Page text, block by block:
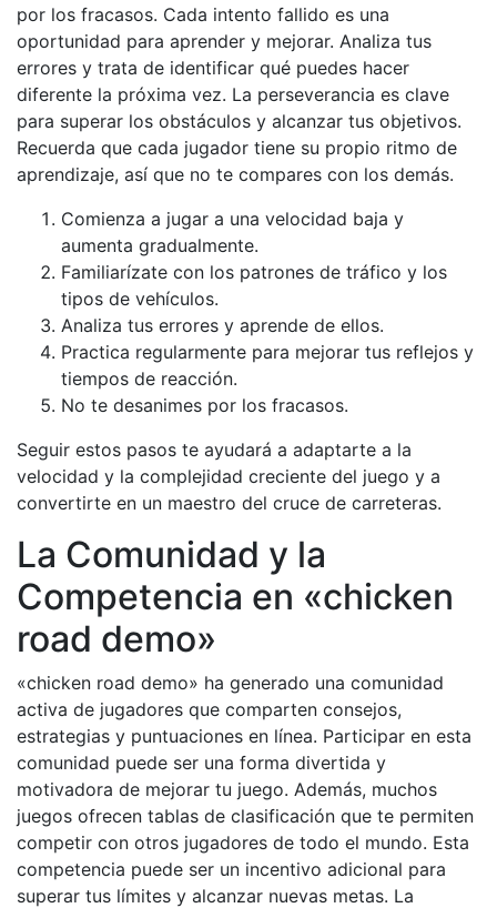
por los fracasos. Cada intento fallido es una
oportunidad para aprender y mejorar. Analiza tus
errores y trata de identificar qué puedes hacer
diferente la próxima vez. La perseverancia es clave
para superar los obstáculos y alcanzar tus objetivos.
Recuerda que cada jugador tiene su propio ritmo de
aprendizaje, así que no te compares con los demás.
Comienza a jugar a una velocidad baja y
aumenta gradualmente.
Familiarízate con los patrones de tráfico y los
tipos de vehículos.
Analiza tus errores y aprende de ellos.
Practica regularmente para mejorar tus reflejos y
tiempos de reacción.
No te desanimes por los fracasos.
Seguir estos pasos te ayudará a adaptarte a la
velocidad y la complejidad creciente del juego y a
convertirte en un maestro del cruce de carreteras.
La Comunidad y la
Competencia en «chicken
road demo»
«chicken road demo» ha generado una comunidad
activa de jugadores que comparten consejos,
estrategias y puntuaciones en línea. Participar en esta
comunidad puede ser una forma divertida y
motivadora de mejorar tu juego. Además, muchos
juegos ofrecen tablas de clasificación que te permiten
competir con otros jugadores de todo el mundo. Esta
competencia puede ser un incentivo adicional para
superar tus límites y alcanzar nuevas metas. La